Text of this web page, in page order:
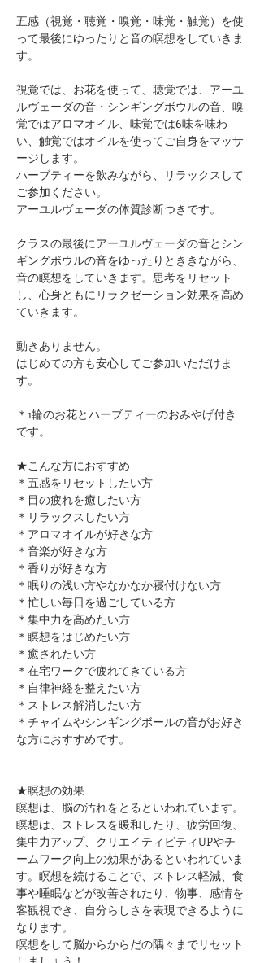
五感（視覚・聴覚・嗅覚・味覚・触覚）を使
って最後にゆったりと音の瞑想をしていきま
す。
視覚では、お花を使って、聴覚では、アーユ
ルヴェーダの音・シンギングボウルの音、嗅
覚ではアロマオイル、味覚では6味を味わ
い、触覚ではオイルを使ってご自身をマッサ
ージします。
ハーブティーを飲みながら、リラックスして
ご参加ください。
アーユルヴェーダの体質診断つきです。
クラスの最後にアーユルヴェーダの音とシン
ギングボウルの音をゆったりとききながら、
音の瞑想をしていきます。思考をリセット
し、心身ともにリラクゼーション効果を高め
ていきます。​
​​動きありません。
はじめての方も安心してご参加いただけま
す。
＊1輪のお花とハーブティーのおみやげ付き
です。
★こんな方におすすめ
＊五感をリセットしたい方
＊目の疲れを癒したい方
＊リラックスしたい方
＊アロマオイルが好きな方
＊音楽が好きな方
​＊香りが好きな方
＊眠りの浅い方やなかなか寝付けない方
＊忙しい毎日を過ごしている方
＊集中力を高めたい方
＊瞑想をはじめたい方​
​＊癒されたい方
＊在宅ワークで疲れてきている方
＊自律神経を整えたい方
​＊ストレス解消したい方
＊チャイムやシンギングボールの音がお好き
な方におすすめです。
★瞑想の効果
瞑想は、脳の汚れをとるといわれています。
瞑想は、ストレスを暖和したり、疲労回復、
集中力アップ、クリエイティビティUPやチ
ームワーク向上の効果があるといわれていま
す。瞑想を続けることで、ストレス軽減、食
事や睡眠などが改善されたり、物事、感情を
客観視でき、自分らしさを表現できるように
なります。
瞑想をして脳からからだの隅々までリセット